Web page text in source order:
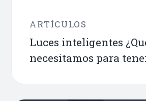
ARTÍCULOS
Luces inteligentes
necesitamos para